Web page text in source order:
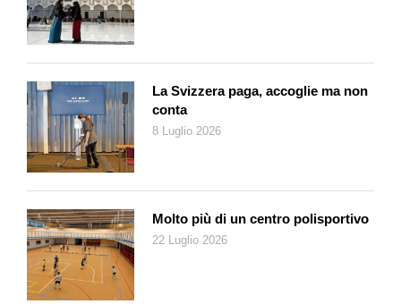
La Svizzera paga, accoglie ma non
conta
8 Luglio 2026
Molto più di un centro polisportivo
22 Luglio 2026